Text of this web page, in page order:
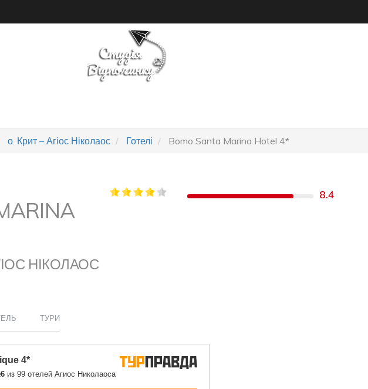
о. Крит – Агіос Ніколаос Готелі Bomo Santa Marina Hotel 4*
НІКОЛАОС
8.4
ТУРИ